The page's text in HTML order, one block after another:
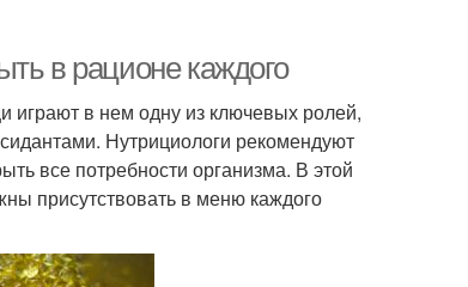
в рационе каждого
играют в нем одну из ключевых ролей,
Нутрициологи рекомендуют
все потребности организма. В этой
присутствовать в меню каждого